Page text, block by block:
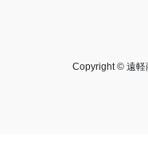
Copyright © 遠軽